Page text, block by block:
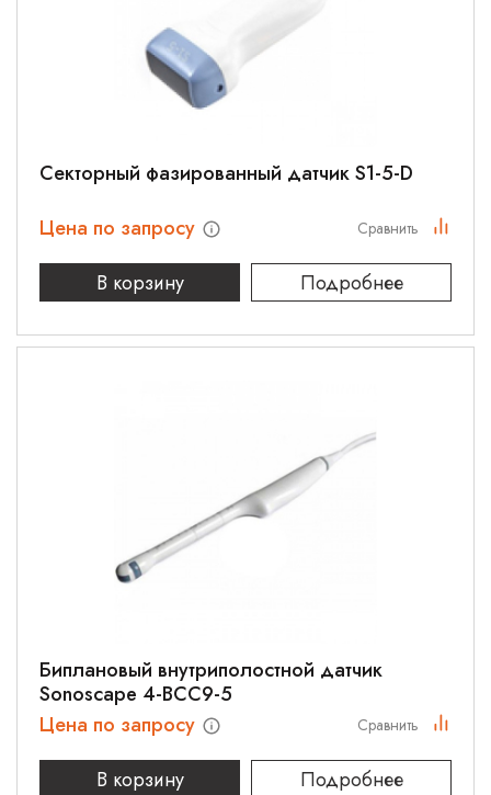
Cекторный фазированный датчик S1-5-D
Цена по запросу
В корзину
Подробнее
Сравнить
Биплановый внутриполостной датчик
Sonoscape 4-BCC9-5
Цена по запросу
В корзину
Подробнее
Сравнить